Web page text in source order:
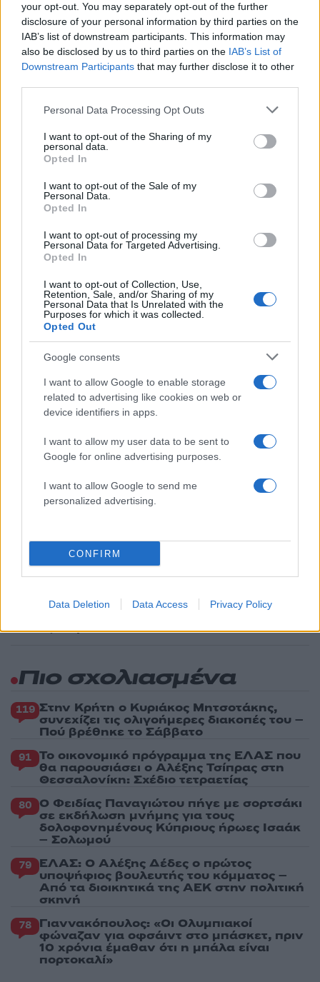
your opt-out. You may separately opt-out of the further
disclosure of your personal information by third parties on the
IAB’s list of downstream participants. This information may
also be disclosed by us to third parties on the IAB’s List of
Downstream Participants that may further disclose it to other
Please note that this website/app uses one or more Google
not limited to your visit or usage behaviour. You may click to
grant or deny consent to Google and its third-party tags to
use your data for below specified purposes in below Google
consent section.
Personal Data Processing Opt Outs
I want to opt-out of the Sharing of my
personal data.
Opted In
I want to opt-out of the Sale of my
Personal Data.
Opted In
I want to opt-out of processing my
Personal Data for Targeted Advertising.
Opted In
I want to opt-out of Collection, Use,
Retention, Sale, and/or Sharing of my
Personal Data that Is Unrelated with the
Purposes for which it was collected.
Opted Out
Google consents
I want to allow Google to enable storage
related to advertising like cookies on web or
device identifiers in apps.
I want to allow my user data to be sent to
Google for online advertising purposes.
I want to allow Google to send me
personalized advertising.
CONFIRM
Data Deletion Data Access Privacy Policy
2000 /2000
Υποβολή σχολίου
Πολιτική Απορρήτου&Όροι Χρήσηςτης Google.
Lifestyle
Share:
Ακολουθήστε το Νewsit.gr στοGoogle News
ενημερωθείτε πρώτοι για όλη την ειδησεογραφία και τα
τελευταία νέα
Πιο δημοφιλή
Πάρος: «Αν ήταν κάποιος πάνω από την
πισίνα, δε θα είχα θρηνήσει το παιδί μου» –
Η σπαρακτική περιγραφή του πατέρα και
του beach bar
Μετέτρεψαν το Σαρακήνικο της Μήλου σε
τους για να κάνουν μπάνιο
Μπρίτνεϊ Σπίαρς: Έκανε αποτυχημένο
Γιάννης Παπαμιχαήλ: «Η απαγόρευση
αφορά στη χρήση της εικόνας και της
φωνής της Αλίκης Βουγιουκλάκη μέσω AI»
Ο δημοσιογράφος Βασίλης Τσεκούρας
του, Γωγώ Μπαλή
Πιο σχολιασμένα
119 Στην Κρήτη ο Κυριάκος Μητσοτάκης,
συνεχίζει τις ολιγοήμερες διακοπές του –
Πού βρέθηκε το Σάββατο
91 Το οικονομικό πρόγραμμα της ΕΛΑΣ που
θα παρουσιάσει ο Αλέξης Τσίπρας στη
Θεσσαλονίκη: Σχέδιο τετραετίας
80 Ο Φειδίας Παναγιώτου πήγε με σορτσάκι
σε εκδήλωση μνήμης για τους
δολοφονημένους Κύπριους ήρωες Ισαάκ
– Σολωμού
79 ΕΛΑΣ: Ο Αλέξης Δέδες ο πρώτος
υποψήφιος βουλευτής του κόμματος –
Από τα διοικητικά της ΑΕΚ στην πολιτική
σκηνή
78 Γιαννακόπουλος: «Οι Ολυμπιακοί
φώναζαν για οφσάιντ στο μπάσκετ, πριν
10 χρόνια έμαθαν ότι η μπάλα είναι
πορτοκαλί»